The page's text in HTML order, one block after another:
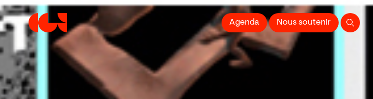
Centre de la Gravure et de l'Image impriméeAgenda Nous soutenir